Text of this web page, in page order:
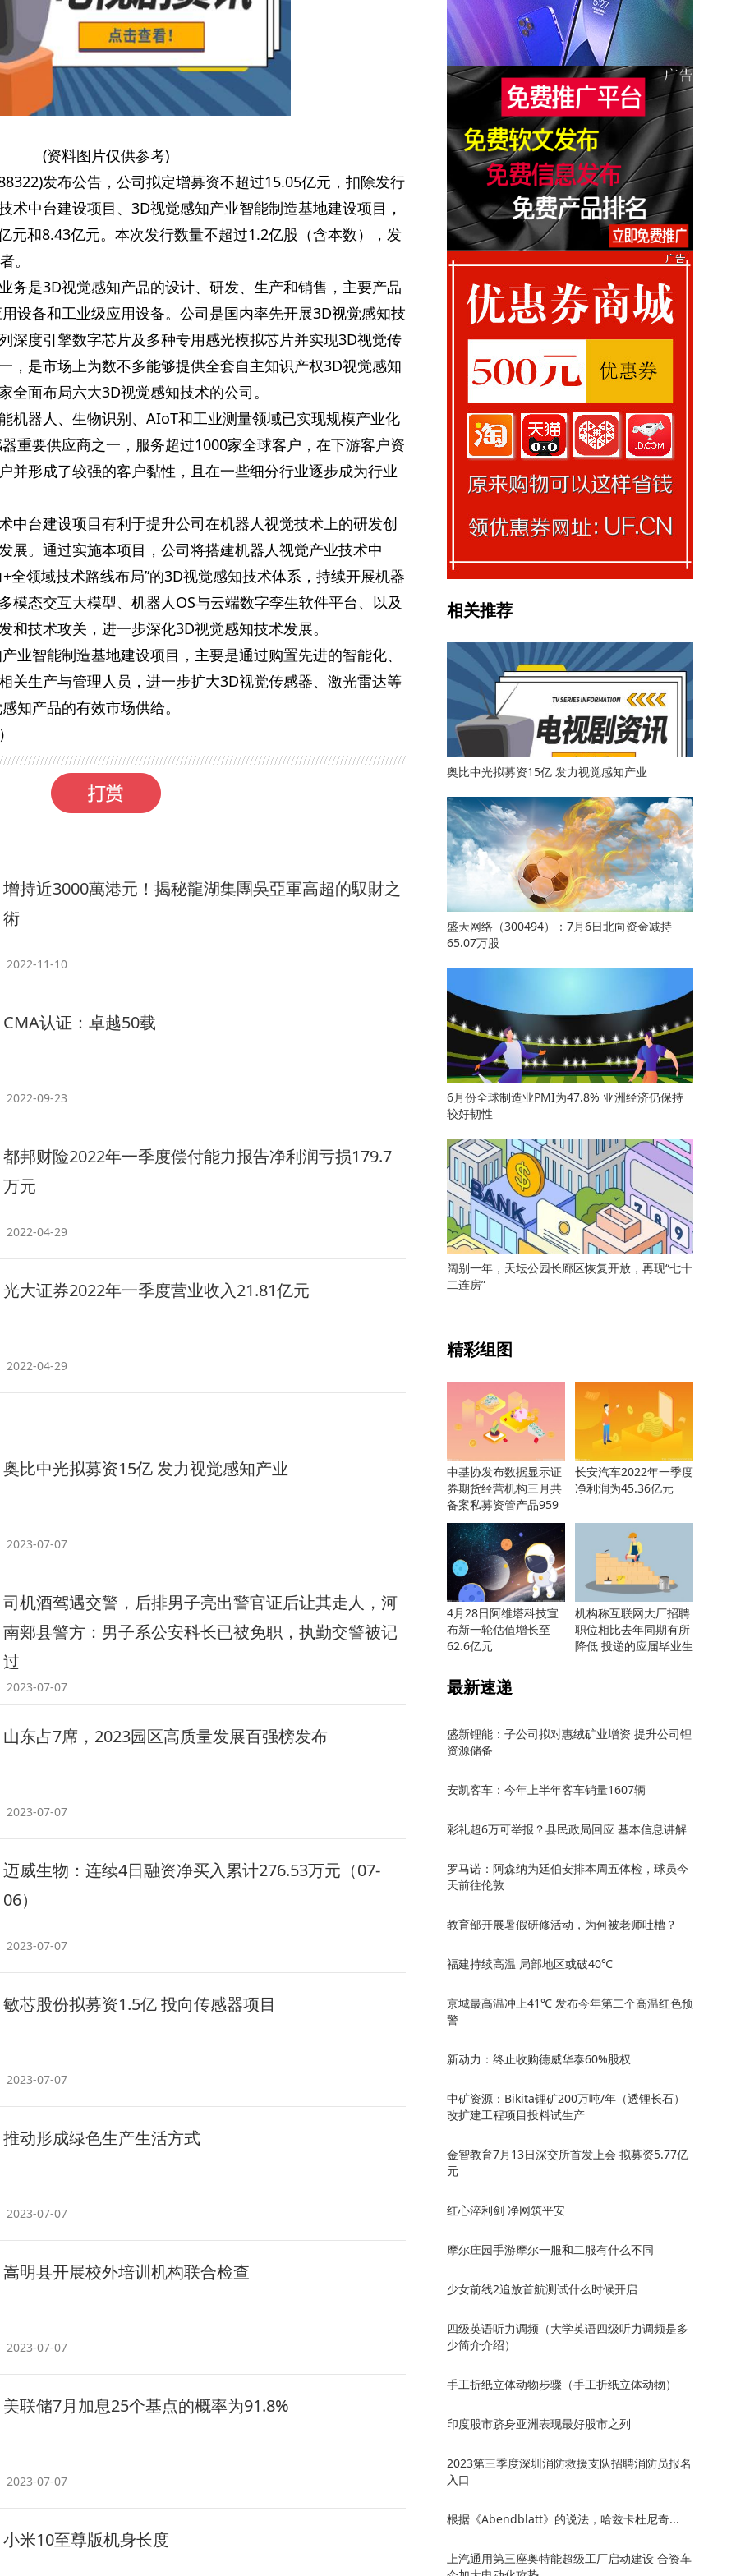
(资料图片仅供参考)
发布公告，公司拟定增募资不超过15.05亿元，扣除发行
术中台建设项目、3D视觉感知产业智能制造基地建设项目，
元和8.43亿元。本次发行数量不超过1.2亿股（含本数），发
。
务是3D视觉感知产品的设计、研发、生产和销售，主要产品
设备和工业级应用设备。公司是国内率先开展3D视觉感知技
深度引擎数字芯片及多种专用感光模拟芯片并实现3D视觉传
，是市场上为数不多能够提供全套自主知识产权3D视觉感知
全面布局六大3D视觉感知技术的公司。
机器人、生物识别、AIoT和工业测量领域已实现规模产业化
重要供应商之一，服务超过1000家全球客户，在下游客户资
并形成了较强的客户黏性，且在一些细分行业逐步成为行业
中台建设项目有利于提升公司在机器人视觉技术上的研发创
展。通过实施本项目，公司将搭建机器人视觉产业技术中
全领域技术路线布局”的3D视觉感知技术体系，持续开展机器
模态交互大模型、机器人OS与云端数字孪生软件平台、以及
和技术攻关，进一步深化3D视觉感知技术发展。
业智能制造基地建设项目，主要是通过购置先进的智能化、
关生产与管理人员，进一步扩大3D视觉传感器、激光雷达等
知产品的有效市场供给。
增持近3000萬港元！揭秘龍湖集團吳亞軍高超的馭財之
術
2022-11-10
CMA认证：卓越50载
2022-09-23
都邦财险2022年一季度偿付能力报告净利润亏损179.7
万元
2022-04-29
光大证券2022年一季度营业收入21.81亿元
2022-04-29
奥比中光拟募资15亿 发力视觉感知产业
2023-07-07
司机酒驾遇交警，后排男子亮出警官证后让其走人，河
南郏县警方：男子系公安科长已被免职，执勤交警被记
过
2023-07-07
山东占7席，2023园区高质量发展百强榜发布
2023-07-07
迈威生物：连续4日融资净买入累计276.53万元（07-
06）
2023-07-07
敏芯股份拟募资1.5亿 投向传感器项目
2023-07-07
推动形成绿色生产生活方式
2023-07-07
嵩明县开展校外培训机构联合检查
2023-07-07
美联储7月加息25个基点的概率为91.8%
2023-07-07
小米10至尊版机身长度
相关推荐
奥比中光拟募资15亿 发力视觉感知产业
盛天网络（300494）：7月6日北向资金减持
65.07万股
6月份全球制造业PMI为47.8% 亚洲经济仍保持
较好韧性
阔别一年，天坛公园长廊区恢复开放，再现“七十
二连房”
精彩组图
中基协发布数据显示证
券期货经营机构三月共
备案私募资管产品959
只
长安汽车2022年一季度
净利润为45.36亿元
4月28日阿维塔科技宣
布新一轮估值增长至
62.6亿元
机构称互联网大厂招聘
职位相比去年同期有所
降低 投递的应届毕业生
最新速递
盛新锂能：子公司拟对惠绒矿业增资 提升公司锂
资源储备
安凯客车：今年上半年客车销量1607辆
彩礼超6万可举报？县民政局回应 基本信息讲解
罗马诺：阿森纳为廷伯安排本周五体检，球员今
天前往伦敦
教育部开展暑假研修活动，为何被老师吐槽？
福建持续高温 局部地区或破40℃
京城最高温冲上41℃ 发布今年第二个高温红色预
警
新动力：终止收购德威华泰60%股权
中矿资源：Bikita锂矿200万吨/年（透锂长石）
改扩建工程项目投料试生产
金智教育7月13日深交所首发上会 拟募资5.77亿
元
红心淬利剑 净网筑平安
摩尔庄园手游摩尔一服和二服有什么不同
少女前线2追放首航测试什么时候开启
四级英语听力调频（大学英语四级听力调频是多
少简介介绍）
手工折纸立体动物步骤（手工折纸立体动物）
印度股市跻身亚洲表现最好股市之列
2023第三季度深圳消防救援支队招聘消防员报名
入口
根据《Abendblatt》的说法，哈兹卡杜尼奇...
上汽通用第三座奥特能超级工厂启动建设 合资车